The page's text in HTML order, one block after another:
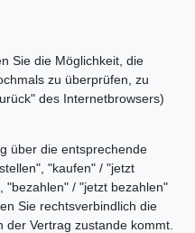
Sie die Möglichkeit, die
zu überprüfen, zu
des Internetbrowsers)
über die entsprechende
"kaufen" / "jetzt
"bezahlen" / "jetzt bezahlen"
Sie rechtsverbindlich die
Vertrag zustande kommt.